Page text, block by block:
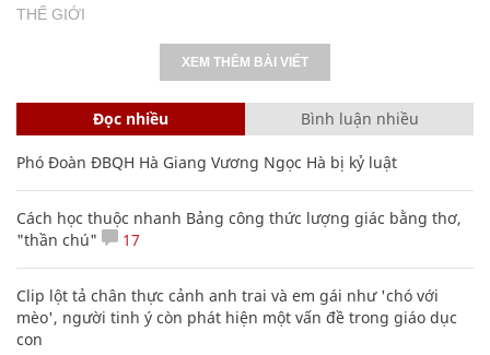
THẾ GIỚI
XEM THÊM BÀI VIẾT
Đọc nhiều Bình luận nhiều
Phó Đoàn ĐBQH Hà Giang Vương Ngọc Hà bị kỷ luật
Cách học thuộc nhanh Bảng công thức lượng giác bằng thơ,
"thần chú"
17
Clip lột tả chân thực cảnh anh trai và em gái như 'chó với
mèo', người tinh ý còn phát hiện một vấn đề trong giáo dục
con